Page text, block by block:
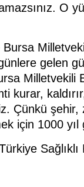
O
gelen
Milletvekili
kurar,
Çünkü şehir,
için 1000 yıl